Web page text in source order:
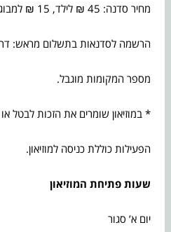
מחיר סדנה: 45 ₪ לילד, 15 ₪ למבוגר מלווה.
הרשמה לסדנאות בתשלום מראש: דרך
מספר המקומות מוגבל.
* במוזיאון שומרים את הזכות לבטל או
הפעילות כוללת כניסה למוזיאון.
שעות פתיחת המוזיאון
יום א’ סגור